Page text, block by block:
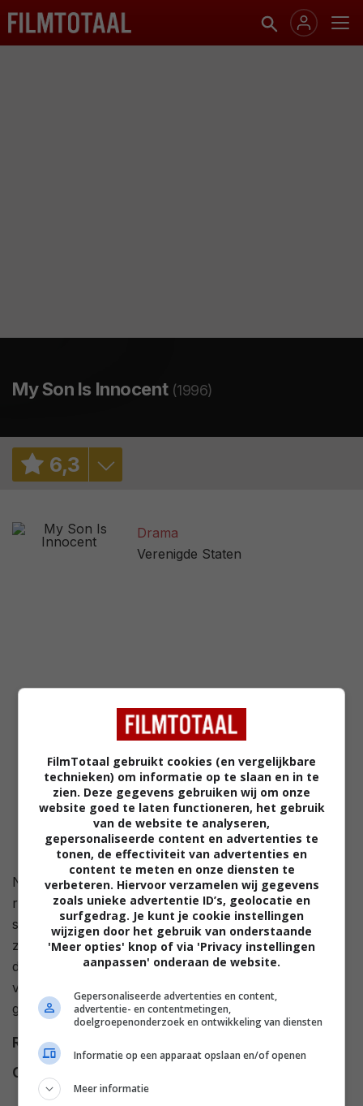
My Son Is Innocent (1996)
6,3
3,3/ 2
Drama
Verenigde Staten
Na een brute aanval op een vrouw in haar woning,
richt de politie zich op tiener Eric Sutter. Wanneer het
slachtoffer Sutter als haar belager identificeert, keren
zijn vrienden, buren en media zich tegen hem. Alleen
door de vastberadenheid van zijn moeder en haar
vriend hebben Eric en het slachtoffer kans op
gerechtigheid
Regie
Cast
James Sloyan
FilmTotaal gebruikt cookies (en vergelijkbare
technieken) om informatie op te slaan en in te
zien. Deze gegevens gebruiken wij om onze
website goed te laten functioneren, het gebruik
van de website te analyseren,
gepersonaliseerde content en advertenties te
tonen, de effectiviteit van advertenties en
content te meten en onze diensten te
verbeteren. Hiervoor verzamelen wij gegevens
zoals unieke advertentie ID’s, geolocatie en
surfgedrag. Je kunt je cookie instellingen
wijzigen door het gebruik van onderstaande
'Meer opties' knop of via 'Privacy instellingen
aanpassen' onderaan de website.
Gepersonaliseerde advertenties en content,
advertentie- en contentmetingen,
doelgroepenonderzoek en ontwikkeling van diensten
Informatie op een apparaat opslaan en/of openen
Meer informatie